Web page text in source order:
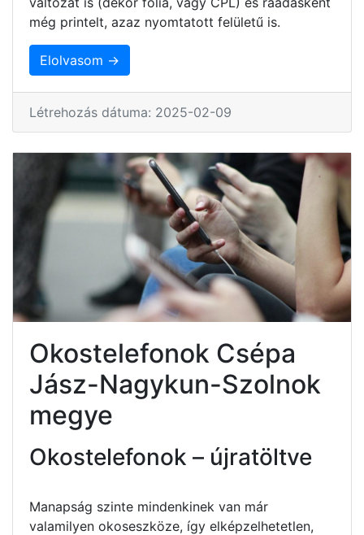
még printelt, azaz nyomtatott felületű is.
Elolvasom →
Létrehozás dátuma: 2025-02-09
Okostelefonok Csépa
Jász-Nagykun-Szolnok
megye
Okostelefonok – újratöltve
Manapság szinte mindenkinek van már
valamilyen okoseszköze, így elképzelhetetlen,